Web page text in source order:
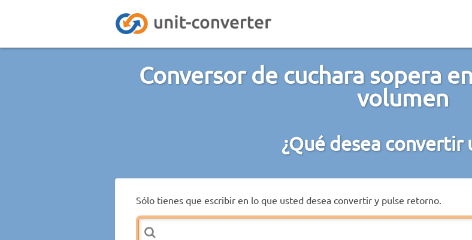
Conversor de cuchara sopera
volumen
¿Qué desea convertir
Sólo tienes que escribir en lo que usted desea convertir y pulse retorno.